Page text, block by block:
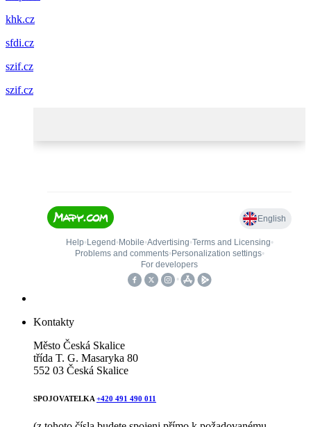
khk.cz
sfdi.cz
szif.cz
szif.cz
Kontakty
Město Česká Skalice
třída T. G. Masaryka 80
552 03 Česká Skalice
SPOJOVATELKA +420 491 490 011